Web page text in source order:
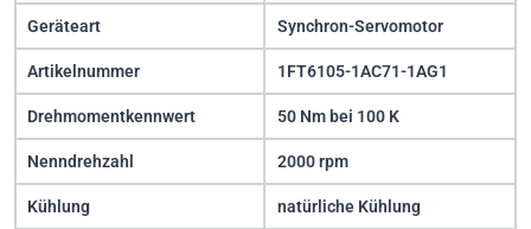
Geräteart Synchron-Servomotor
Artikelnummer 1FT6105-1AC71-1AG1
Drehmomentkennwert 50 Nm bei 100 K
Nenndrehzahl 2000 rpm
Kühlung natürliche Kühlung